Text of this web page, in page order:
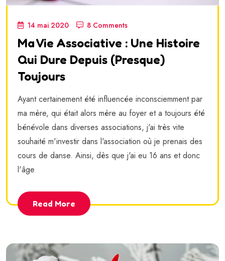
14 mai 2020 8 Comments
Ma Vie Associative : Une Histoire
Qui Dure Depuis (presque)
Toujours
Ayant certainement été influencée inconsciemment par
ma mère, qui était alors mère au foyer et a toujours été
bénévole dans diverses associations, j'ai très vite
souhaité m'investir dans l'association où je prenais des
cours de danse. Ainsi, dès que j'ai eu 16 ans et donc
l'âge
Read More